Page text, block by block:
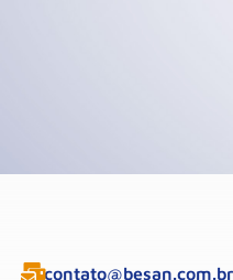
contato@besan.com.br